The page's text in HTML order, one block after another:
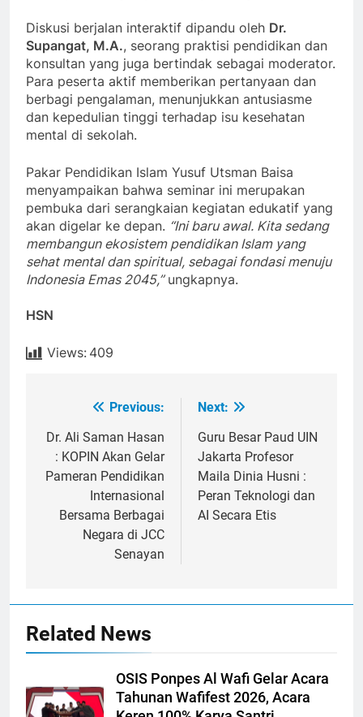
Diskusi berjalan interaktif dipandu oleh Dr.
Supangat, M.A., seorang praktisi pendidikan dan
konsultan yang juga bertindak sebagai moderator.
Para peserta aktif memberikan pertanyaan dan
berbagi pengalaman, menunjukkan antusiasme
dan kepedulian tinggi terhadap isu kesehatan
mental di sekolah.
Pakar Pendidikan Islam Yusuf Utsman Baisa
menyampaikan bahwa seminar ini merupakan
pembuka dari serangkaian kegiatan edukatif yang
akan digelar ke depan. “Ini baru awal. Kita sedang
membangun ekosistem pendidikan Islam yang
sehat mental dan spiritual, sebagai fondasi menuju
Indonesia Emas 2045,”ungkapnya.
HSN
Views: 409
navigation
Previous:
Dr. Ali Saman Hasan
: KOPIN Akan Gelar
Pameran Pendidikan
Internasional
Bersama Berbagai
Negara di JCC
Senayan
Next:
Guru Besar Paud UIN
Jakarta Profesor
Maila Dinia Husni :
Peran Teknologi dan
AI Secara Etis
Related News
OSIS Ponpes Al Wafi Gelar Acara
Tahunan Wafifest 2026, Acara